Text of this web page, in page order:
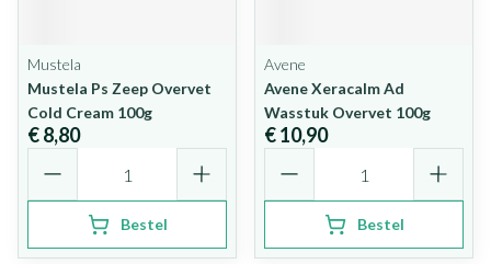
Mustela
Mustela Ps Zeep Overvet
Cold Cream 100g
€ 8,80
Bestel
Avene
Avene Xeracalm Ad
Wasstuk Overvet 100g
€ 10,90
Bestel